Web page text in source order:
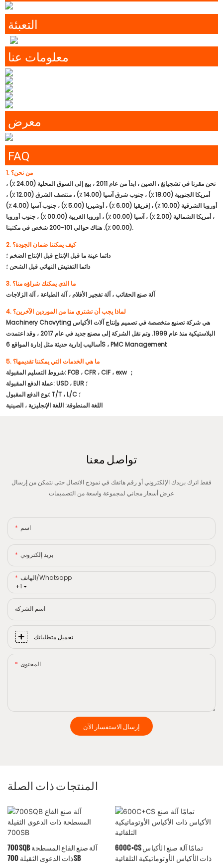
التعبئة
معلومات عنا
معرض
FAQ
1. من نحن؟
نحن مقرنا في تشجيانغ ، الصين ، ابدأ من عام 2011 ، بيع إلى السوق المحلية (24.00 ٪) ،
أمريكا الجنوبية (18.00 ٪) ، جنوب شرق آسيا (14.00 ٪) ، منتصف الشرق (12.00 ٪) ،
أوروبا الشرقية (10.00 ٪) ، إفريقيا (6.00 ٪) ، أوشيريا (5.00 ٪) ، جنوب آسيا (4.00 ٪)
، أمريكا الشمالية (2.00 ٪) ، آسيا (00.00 ٪) ، أوروبا الغربية (00.00 ٪) ، جنوب أوروبا
(00.00 ٪). هناك حوالي 101-200 شخص في مكتبنا.
2. كيف يمكننا ضمان الجودة؟
دائما عينة ما قبل الإنتاج قبل الإنتاج الضخم ؛
دائما التفتيش النهائي قبل الشحن ؛
3. ما الذي يمكنك شراؤه منا؟
آلة صنع الحقائب ، آلة تفجير الأفلام ، آلة الطباعة ، آلة الزلاجات
4. لماذا يجب أن تشتري منا من الموردين الآخرين؟
Machinery Chovyting هي شركة تصنيع متخصصة في تصميم وإنتاج آلات الأكياس
البلاستيكية منذ عام 1999. وتم نقل الشركة إلى مصنع جديد في عام 2017 ، وقد اعتمدت
أساليب إدارية حديثة مثل إدارة المواقع 6S ، PMC Management
5. ما هي الخدمات التي يمكننا تقديمها؟
شروط التسليم المقبولة: FOB ، CFR ، CIF ، exw ；
عملة الدفع المقبولة: USD ، EUR ؛
نوع الدفع المقبول: T/T ، L/C ؛
اللغة المنطوقة: اللغة الإنجليزية ، الصينية
تواصل معنا
فقط اترك بريدك الإلكتروني أو رقم هاتفك في نموذج الاتصال حتى نتمكن من إرسال
عرض أسعار مجاني لمجموعة واسعة من التصميمات
اسم
بريد إلكتروني
+1
الهاتف/whatsapp
اسم الشركة
تحميل متطلباتك
المحتوى
إرسال الاستفسار الآن
المنتجات ذات الصلة
700SQB آلة صنع القاع المسطحة
ذات الدعوى الثقيلة 700SB
600C+CS تمامًا آلة صنع الأكياس
ذات الأكياس الأوتوماتيكية التلقائية